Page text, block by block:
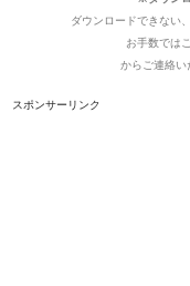
ダウンロードできない
お手数では
からご連絡い
スポンサーリンク